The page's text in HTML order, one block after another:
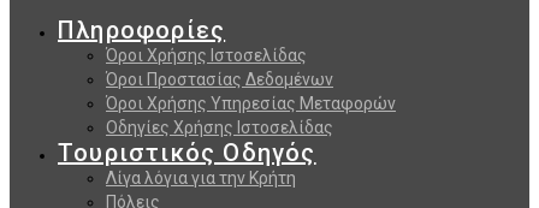
Πληροφορίες
Όροι Χρήσης Ιστοσελίδας
Όροι Προστασίας Δεδομένων
Όροι Χρήσης Υπηρεσίας Μεταφορών
Οδηγίες Χρήσης Ιστοσελίδας
Τουριστικός Οδηγός
Λίγα λόγια για την Κρήτη
Πόλεις